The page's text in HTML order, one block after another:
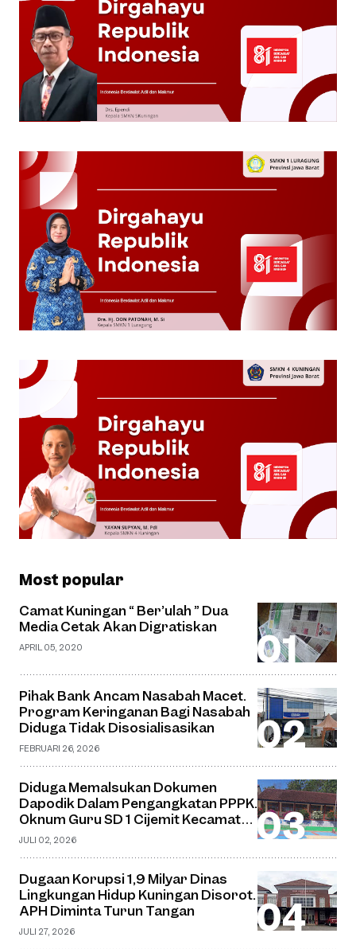
Most popular
Camat Kuningan “ Ber’ulah ” Dua
Media Cetak Akan Digratiskan
APRIL 05, 2020
Pihak Bank Ancam Nasabah Macet.
Program Keringanan Bagi Nasabah
Diduga Tidak Disosialisasikan
FEBRUARI 26, 2026
Diduga Memalsukan Dokumen
Dapodik Dalam Pengangkatan PPPK.
Oknum Guru SD 1 Cijemit Kecamatan
Ciniru Terancam Dipenjara
JULI 02, 2026
Dugaan Korupsi 1,9 Milyar Dinas
Lingkungan Hidup Kuningan Disorot.
APH Diminta Turun Tangan
JULI 27, 2026